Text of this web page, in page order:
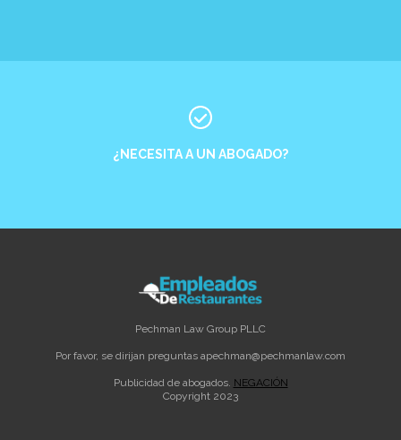
¿NECESITA A UN ABOGADO?
Pechman Law Group PLLC
Por favor, se dirijan preguntas apechman@pechmanlaw.com
Publicidad de abogados. NEGACIÓN
Copyright 2023